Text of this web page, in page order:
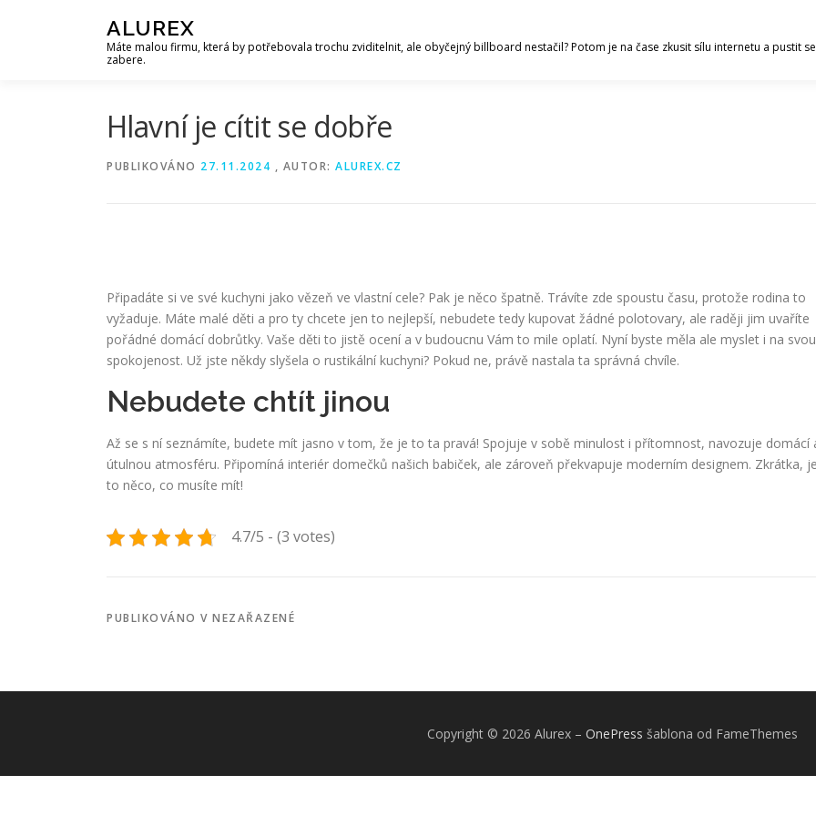
ALUREX
Máte malou firmu, která by potřebovala trochu zviditelnit, ale obyčejný billboard nestačil? Potom je na čase zkusit sílu internetu a pustit
zabere.
Hlavní je cítit se dobře
PUBLIKOVÁNO 27.11.2024 , AUTOR: ALUREX.CZ
Připadáte si ve své kuchyni jako vězeň ve vlastní cele? Pak je něco špatně. Trávíte zde spoustu času, protože rodina to
vyžaduje. Máte malé děti a pro ty chcete jen to nejlepší, nebudete tedy kupovat žádné polotovary, ale raději jim uvaříte
pořádné domácí dobrůtky. Vaše děti to jistě ocení a v budoucnu Vám to mile oplatí. Nyní byste měla ale myslet i na svou
spokojenost. Už jste někdy slyšela o rustikální kuchyni? Pokud ne, právě nastala ta správná chvíle.
Nebudete chtít jinou
Až se s ní seznámíte, budete mít jasno v tom, že je to ta pravá! Spojuje v sobě minulost i přítomnost, navozuje domácí
útulnou atmosféru. Připomíná interiér domečků našich babiček, ale zároveň překvapuje moderním designem. Zkrátka,
to něco, co musíte mít!
4.7/5 - (3 votes)
PUBLIKOVÁNO V NEZAŘAZENÉ
Copyright © 2026 Alurex – OnePress šablona od FameThemes